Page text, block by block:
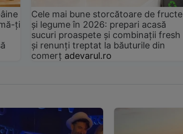
ți
Cele mai bune storcătoare de fructe
și legume în 2026: prepari acasă
sucuri proaspete și combinații fresh
și renunți treptat la băuturile din
comerț adevarul.ro